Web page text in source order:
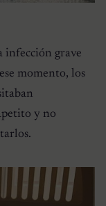
infección grave
momento, los
y no